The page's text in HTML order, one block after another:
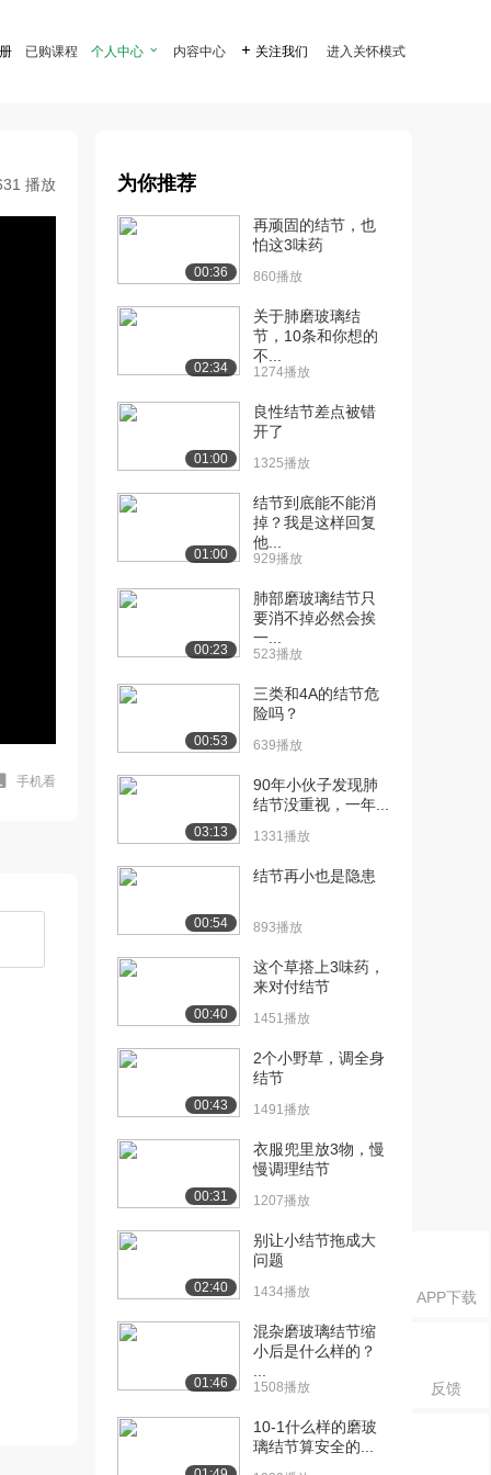
已购课程 个人中心  内容中心  关注我们 进入关怀模式
APP下载
反馈
播放
手机看
为你推荐
00:36
再顽固的结节，也
怕这3味药
860播放
02:34
关于肺磨玻璃结
节，10条和你想的
不...
1274播放
01:00
良性结节差点被错
开了
1325播放
01:00
结节到底能不能消
掉？我是这样回复
他...
929播放
00:23
肺部磨玻璃结节只
要消不掉必然会挨
一...
523播放
00:53
三类和4A的结节危
险吗？
639播放
03:13
90年小伙子发现肺
结节没重视，一年...
1331播放
00:54
结节再小也是隐患
893播放
00:40
这个草搭上3味药，
来对付结节
1451播放
00:43
2个小野草，调全身
结节
1491播放
00:31
衣服兜里放3物，慢
慢调理结节
1207播放
02:40
别让小结节拖成大
问题
1434播放
01:46
混杂磨玻璃结节缩
小后是什么样的？
1508播放
10-1什么样的磨玻
璃结节算安全的...